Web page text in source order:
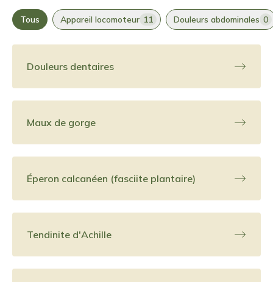
Tous Appareil locomoteur 11 Douleurs abdominales 0
Douleurs dentaires
Maux de gorge
Éperon calcanéen (fasciite plantaire)
Tendinite d'Achille